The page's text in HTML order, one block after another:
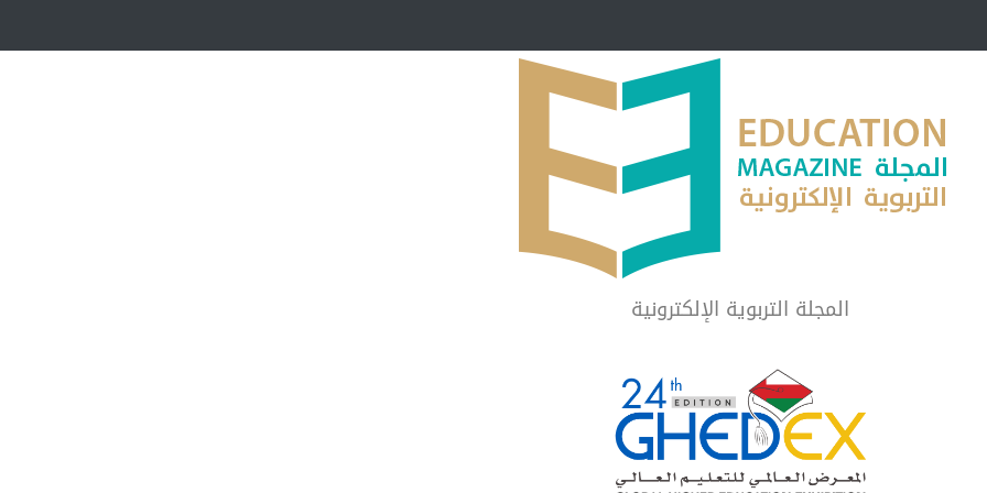
شراكة مجتمعية لمجمع تعليمي بالطائف تستهدف الأيتام وأبناء
الشهداء والمتفوقين
لماذا تعد برامج توعية الأطفال بخصوصية الجسد وقاية لا فضول؟
المجلة التربوية الإلكترونية